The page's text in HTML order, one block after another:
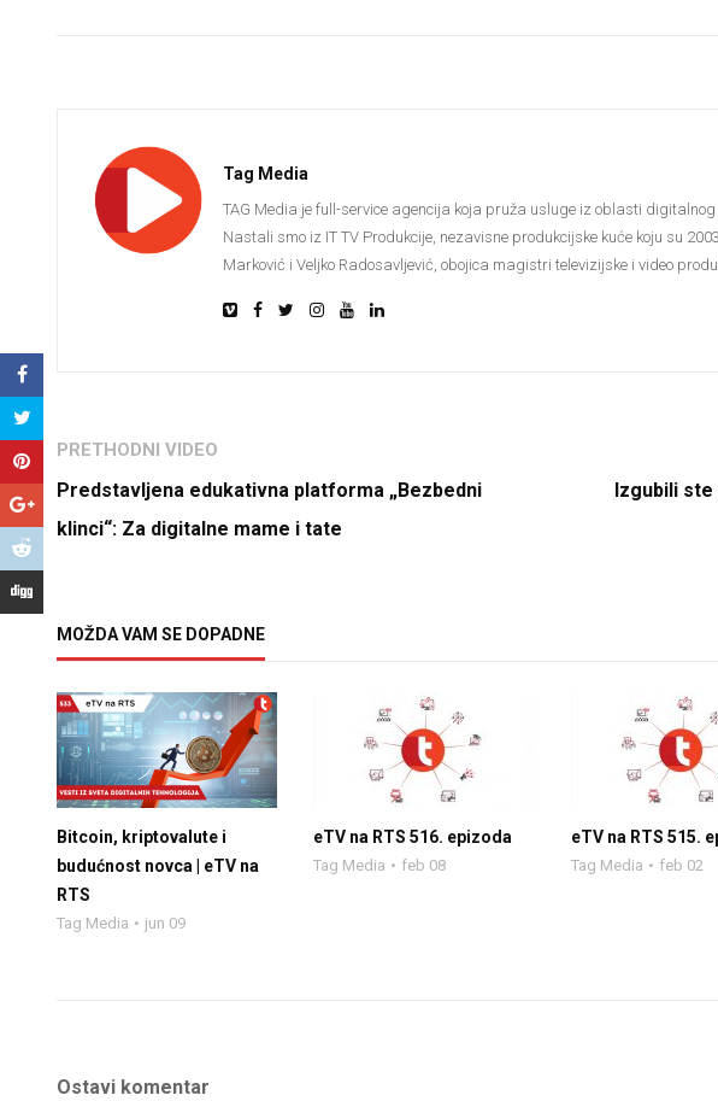
Tag Media
TAG Media je full-service agencija koja pruža usluge iz oblasti
Nastali smo iz IT TV Produkcije, nezavisne produkcijske kuće koju su
Marković i Veljko Radosavljević, obojica magistri televizijske i video
PRETHODNI VIDEO
Predstavljena edukativna platforma „Bezbedni
klinci“: Za digitalne mame i tate
Izgubili ste
MOŽDA VAM SE DOPADNE
Bitcoin, kriptovalute i
budućnost novca | eTV na
RTS
Tag Media jun 09
eTV na RTS 516. epizoda
Tag Media feb 08
eTV na RTS 515.
Tag Media feb 02
Ostavi komentar